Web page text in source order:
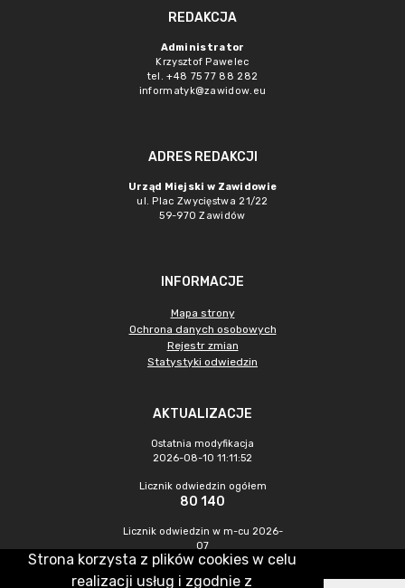
REDAKCJA
Administrator
Krzysztof Pawelec
tel. +48 75 77 88 282
informatyk@zawidow.eu
ADRES REDAKCJI
Urząd Miejski w Zawidowie
ul. Plac Zwycięstwa 21/22
59-970 Zawidów
INFORMACJE
Mapa strony
Ochrona danych osobowych
Rejestr zmian
Statystyki odwiedzin
AKTUALIZACJE
Ostatnia modyfikacja
2026-08-10 11:11:52
Licznik odwiedzin ogółem
80 140
Licznik odwiedzin w m-cu 2026-
07
258
Strona korzysta z plików cookies w celu
realizacji usług i zgodnie z